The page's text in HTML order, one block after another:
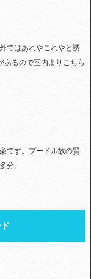
ではあれやこれやと誘
あるので室内よりこちら
です。プードル故の賢
分。